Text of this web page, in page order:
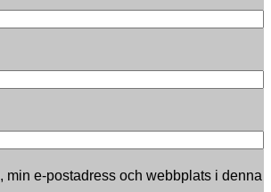
min e-postadress och webbplats i denna